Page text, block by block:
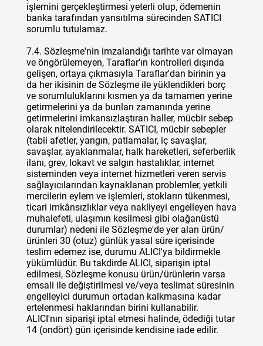
işlemini gerçekleştirmesi yeterli olup, ödemenin
banka tarafından yansıtılma sürecinden SATICI
sorumlu tutulamaz.
7.4. Sözleşme'nin imzalandığı tarihte var olmayan
ve öngörülemeyen, Taraflar'ın kontrolleri dışında
gelişen, ortaya çıkmasıyla Taraflar'dan birinin ya
da her ikisinin de Sözleşme ile yüklendikleri borç
ve sorumluluklarını kısmen ya da tamamen yerine
getirmelerini ya da bunları zamanında yerine
getirmelerini imkansızlaştıran haller, mücbir sebep
olarak nitelendirilecektir. SATICI, mücbir sebepler
(tabii afetler, yangın, patlamalar, iç savaşlar,
savaşlar, ayaklanmalar, halk hareketleri, seferberlik
ilanı, grev, lokavt ve salgın hastalıklar, internet
sisteminden veya internet hizmetleri veren servis
sağlayıcılarından kaynaklanan problemler, yetkili
mercilerin eylem ve işlemleri, stokların tükenmesi,
ticari imkânsızlıklar veya nakliyeyi engelleyen hava
muhalefeti, ulaşımın kesilmesi gibi olağanüstü
durumlar) nedeni ile Sözleşme'de yer alan ürün/
ürünleri 30 (otuz) günlük yasal süre içerisinde
teslim edemez ise, durumu ALICI'ya bildirmekle
yükümlüdür. Bu takdirde ALICI, siparişin iptal
edilmesi, Sözleşme konusu ürün/ürünlerin varsa
emsali ile değiştirilmesi ve/veya teslimat süresinin
engelleyici durumun ortadan kalkmasına kadar
ertelenmesi haklarından birini kullanabilir.
ALICI'nın siparişi iptal etmesi halinde, ödediği tutar
14 (ondört) gün içerisinde kendisine iade edilir.